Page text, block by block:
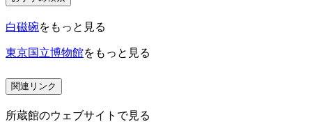
白磁碗をもっと見る
東京国立博物館をもっと見る
関連リンク
所蔵館のウェブサイトで見る